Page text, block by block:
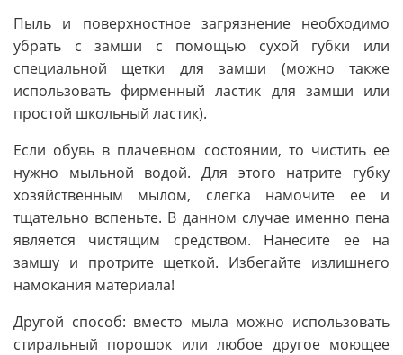
Пыль и поверхностное загрязнение необходимо
убрать с замши с помощью сухой губки или
специальной щетки для замши (можно также
использовать фирменный ластик для замши или
простой школьный ластик).
Если обувь в плачевном состоянии, то чистить ее
нужно мыльной водой. Для этого натрите губку
хозяйственным мылом, слегка намочите ее и
тщательно вспеньте. В данном случае именно пена
является чистящим средством. Нанесите ее на
замшу и протрите щеткой. Избегайте излишнего
намокания материала!
Другой способ: вместо мыла можно использовать
стиральный порошок или любое другое моющее